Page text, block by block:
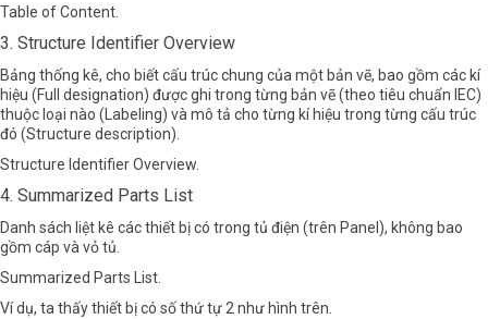
Table of Content.
3. Structure Identifier Overview
Bảng thống kê, cho biết cấu trúc chung của một bản vẽ, bao gồm các kí
hiệu (Full designation) được ghi trong từng bản vẽ (theo tiêu chuẩn IEC)
thuộc loại nào (Labeling) và mô tả cho từng kí hiệu trong từng cấu trúc
đó (Structure description)
Structure Identifier Overview.
4. Summarized Parts List
Danh sách liệt kê các thiết bị có trong tủ điện (trên Panel), không bao
gồm cáp và vỏ tủ.
Summarized Parts List.
Ví dụ, ta thấy thiết bị có số thứ tự 2 như hình trên.